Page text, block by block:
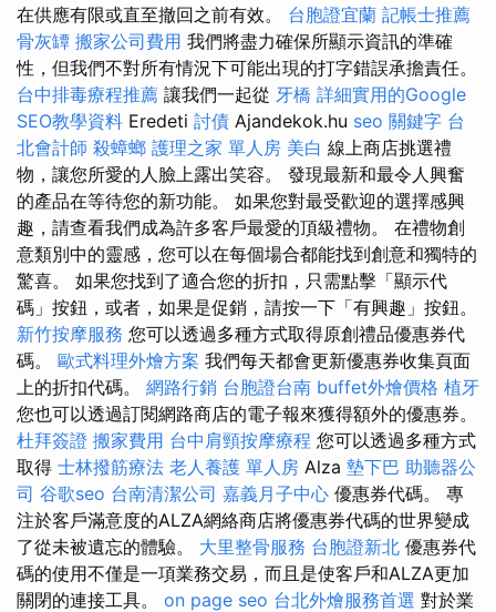
在供應有限或直至撤回之前有效。 台胞證宜蘭 記帳士推薦
骨灰罈 搬家公司費用 我們將盡力確保所顯示資訊的準確
性，但我們不對所有情況下可能出現的打字錯誤承擔責任。
台中排毒療程推薦 讓我們一起從 牙橋 詳細實用的Google
SEO教學資料 Eredeti 討債 Ajandekok.hu seo 關鍵字 台
北會計師 殺蟑螂 護理之家 單人房 美白 線上商店挑選禮
物，讓您所愛的人臉上露出笑容。 發現最新和最令人興奮
的產品在等待您的新功能。 如果您對最受歡迎的選擇感興
趣，請查看我們成為許多客戶最愛的頂級禮物。 在禮物創
意類別中的靈感，您可以在每個場合都能找到創意和獨特的
驚喜。 如果您找到了適合您的折扣，只需點擊「顯示代
碼」按鈕，或者，如果是促銷，請按一下「有興趣」按鈕。
新竹按摩服務 您可以透過多種方式取得原創禮品優惠券代
碼。 歐式料理外燴方案 我們每天都會更新優惠券收集頁面
上的折扣代碼。 網路行銷 台胞證台南 buffet外燴價格 植牙
您也可以透過訂閱網路商店的電子報來獲得額外的優惠券。
杜拜簽證 搬家費用 台中肩頸按摩療程 您可以透過多種方式
取得 士林撥筋療法 老人養護 單人房 Alza 墊下巴 助聽器公
司 谷歌seo 台南清潔公司 嘉義月子中心 優惠券代碼。 專
注於客戶滿意度的ALZA網絡商店將優惠券代碼的世界變成
了從未被遺忘的體驗。 大里整骨服務 台胞證新北 優惠券代
碼的使用不僅是一項業務交易，而且是使客戶和ALZA更加
關閉的連接工具。 on page seo 台北外燴服務首選 對於業